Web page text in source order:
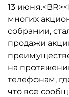
13
многих
собрании,
продажи
на
телефонам,
что все